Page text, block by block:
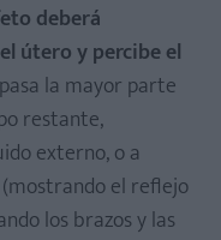
deberá
útero y percibe el
la mayor parte
restante,
externo, o a
el reflejo
los brazos y las